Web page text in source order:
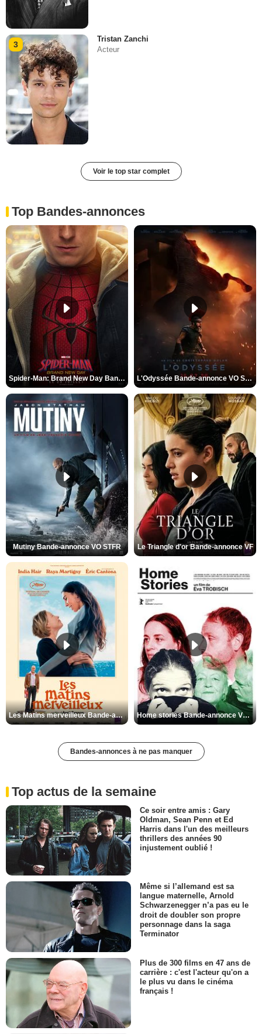
3
Tristan Zanchi
Acteur
Voir le top star complet
Top Bandes-annonces
Spider-Man: Brand New Day Bande-annonce VO STFR L'Odyssée Bande-annonce VO STFR
Mutiny Bande-annonce VO STFR Le Triangle d'or Bande-annonce VF
Les Matins merveilleux Bande-annonce VF Home stories Bande-annonce VO STFR
Bandes-annonces à ne pas manquer
Top actus de la semaine
Ce soir entre amis : Gary
Oldman, Sean Penn et Ed
Harris dans l'un des meilleurs
thrillers des années 90
injustement oublié !
Même si l’allemand est sa
langue maternelle, Arnold
Schwarzenegger n’a pas eu le
droit de doubler son propre
personnage dans la saga
Terminator
Plus de 300 films en 47 ans de
carrière : c'est l'acteur qu'on a
le plus vu dans le cinéma
français !